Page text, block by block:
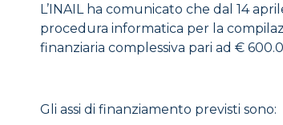
L’INAIL ha comunicato che dal 14
procedura informatica per la
finanziaria complessiva pari ad €
Gli assi di finanziamento previsti sono: